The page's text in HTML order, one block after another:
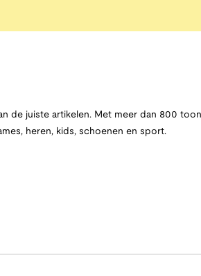
de juiste artikelen. Met meer dan 800
heren, kids, schoenen en sport.